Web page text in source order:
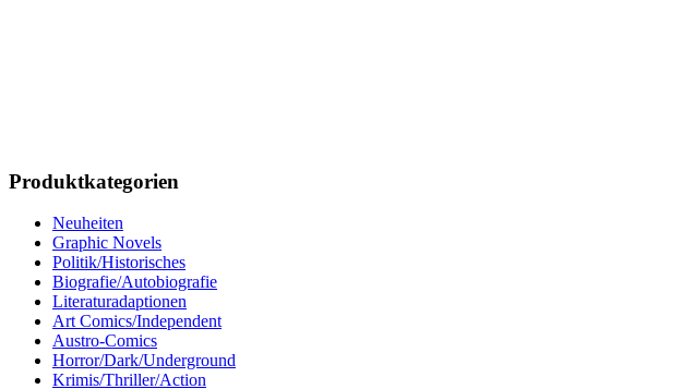
Produktkategorien
Neuheiten
Graphic Novels
Politik/Historisches
Biografie/Autobiografie
Literaturadaptionen
Art Comics/Independent
Austro-Comics
Horror/Dark/Underground
Krimis/Thriller/Action